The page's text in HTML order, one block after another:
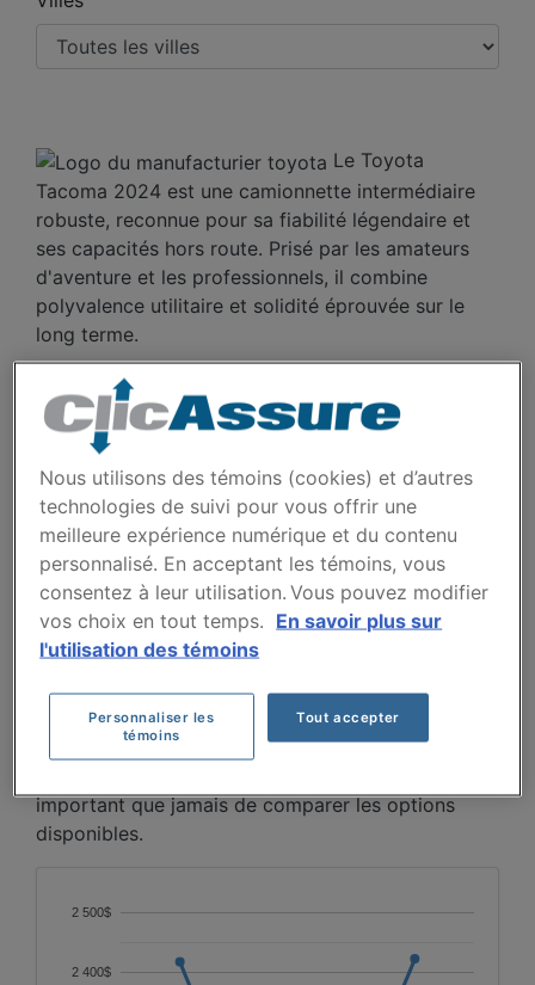
Le Toyota
Tacoma 2024 est une camionnette intermédiaire
robuste, reconnue pour sa fiabilité légendaire et
ses capacités hors route. Prisé par les amateurs
d'aventure et les professionnels, il combine
polyvalence utilitaire et solidité éprouvée sur le
long terme.
COÛTS D'ASSURANCE
AUTO TOYOTA TACOMA
2024 DEPUIS 2024.
Entre 2024 et 2026, les primes pour le Tacoma
2024 fluctuent plutôt que de suivre une tendance
linéaire, passant de 2418 $ en 2024 à 2090 $ en
2025, puis remontant à 2423 $ en 2026. Cette
qu'une hausse ou une baisse continue.
Pour trouver la meilleur assurance pour votre
important que jamais de comparer les options
disponibles.
2 400$
2 500$
Nous utilisons des témoins (cookies) et d’autres
technologies de suivi pour vous offrir une
meilleure expérience numérique et du contenu
personnalisé. En acceptant les témoins, vous
consentez à leur utilisation. Vous pouvez modifier
vos choix en tout temps. En savoir plus sur
l'utilisation des témoins
Personnaliser les
témoins
Tout accepter